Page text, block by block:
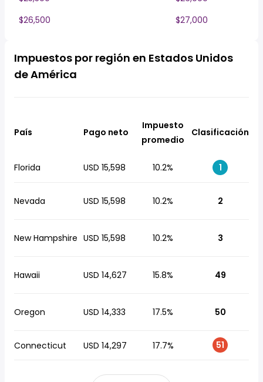
$26,500
$27,000
Impuestos por región en Estados Unidos
de América
País Pago neto
Impuesto
promedio
Clasificación
Florida USD 15,598 10.2% 1
Nevada USD 15,598 10.2% 2
New Hampshire USD 15,598 10.2% 3
Hawaii USD 14,627 15.8% 49
Oregon USD 14,333 17.5% 50
Connecticut USD 14,297 17.7% 51